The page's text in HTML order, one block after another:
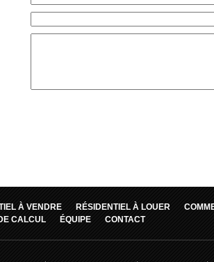
À VENDRE RÉSIDENTIEL À LOUER
CALCUL ÉQUIPE CONTACT